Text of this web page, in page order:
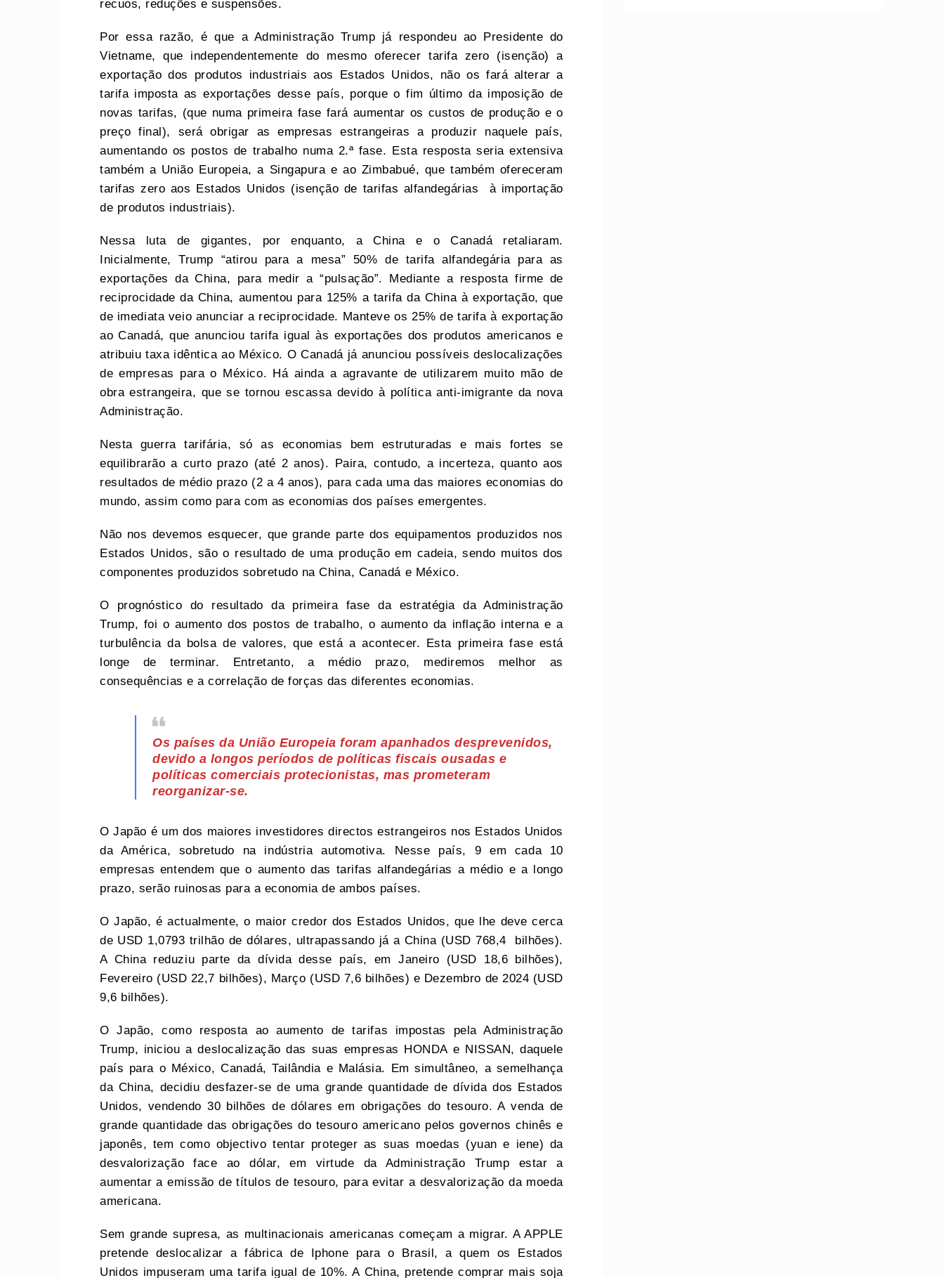
recuos, reduções e suspensões.
Por essa razão, é que a Administração Trump já respondeu ao Presidente do
Vietname, que independentemente do mesmo oferecer tarifa zero (isenção) a
exportação dos produtos industriais aos Estados Unidos, não os fará alterar a
tarifa imposta as exportações desse país, porque o fim último da imposição de
novas tarifas, (que numa primeira fase fará aumentar os custos de produção e o
preço final), será obrigar as empresas estrangeiras a produzir naquele país,
aumentando os postos de trabalho numa 2.ª fase. Esta resposta seria extensiva
também a União Europeia, a Singapura e ao Zimbabué, que também ofereceram
tarifas zero aos Estados Unidos (isenção de tarifas alfandegárias à importação
de produtos industriais).
Nessa luta de gigantes, por enquanto, a China e o Canadá retaliaram.
Inicialmente, Trump “atirou para a mesa” 50% de tarifa alfandegária para as
exportações da China, para medir a “pulsação”. Mediante a resposta firme de
reciprocidade da China, aumentou para 125% a tarifa da China à exportação, que
de imediata veio anunciar a reciprocidade. Manteve os 25% de tarifa à exportação
ao Canadá, que anunciou tarifa igual às exportações dos produtos americanos e
atribuiu taxa idêntica ao México. O Canadá já anunciou possíveis deslocalizações
de empresas para o México. Há ainda a agravante de utilizarem muito mão de
obra estrangeira, que se tornou escassa devido à política anti-imigrante da nova
Administração.
Nesta guerra tarifária, só as economias bem estruturadas e mais fortes se
equilibrarão a curto prazo (até 2 anos). Paira, contudo, a incerteza, quanto aos
resultados de médio prazo (2 a 4 anos), para cada uma das maiores economias do
mundo, assim como para com as economias dos países emergentes.
Não nos devemos esquecer, que grande parte dos equipamentos produzidos nos
Estados Unidos, são o resultado de uma produção em cadeia, sendo muitos dos
componentes produzidos sobretudo na China, Canadá e México.
O prognóstico do resultado da primeira fase da estratégia da Administração
Trump, foi o aumento dos postos de trabalho, o aumento da inflação interna e a
turbulência da bolsa de valores, que está a acontecer. Esta primeira fase está
longe de terminar. Entretanto, a médio prazo, mediremos melhor as
consequências e a correlação de forças das diferentes economias.
Os países da União Europeia foram apanhados desprevenidos,
devido a longos períodos de políticas fiscais ousadas e
políticas comerciais protecionistas, mas prometeram
reorganizar-se.
O Japão é um dos maiores investidores directos estrangeiros nos Estados Unidos
da América, sobretudo na indústria automotiva. Nesse país, 9 em cada 10
empresas entendem que o aumento das tarifas alfandegárias a médio e a longo
prazo, serão ruinosas para a economia de ambos países.
O Japão, é actualmente, o maior credor dos Estados Unidos, que lhe deve cerca
de USD 1,0793 trilhão de dólares, ultrapassando já a China (USD 768,4 bilhões).
A China reduziu parte da dívida desse país, em Janeiro (USD 18,6 bilhões),
Fevereiro (USD 22,7 bilhões), Março (USD 7,6 bilhões) e Dezembro de 2024 (USD
9,6 bilhões).
O Japão, como resposta ao aumento de tarifas impostas pela Administração
Trump, iniciou a deslocalização das suas empresas HONDA e NISSAN, daquele
país para o México, Canadá, Tailândia e Malásia. Em simultâneo, a semelhança
da China, decidiu desfazer-se de uma grande quantidade de dívida dos Estados
Unidos, vendendo 30 bilhões de dólares em obrigações do tesouro. A venda de
grande quantidade das obrigações do tesouro americano pelos governos chinês e
japonês, tem como objectivo tentar proteger as suas moedas (yuan e iene) da
desvalorização face ao dólar, em virtude da Administração Trump estar a
aumentar a emissão de títulos de tesouro, para evitar a desvalorização da moeda
americana.
Sem grande supresa, as multinacionais americanas começam a migrar. A APPLE
pretende deslocalizar a fábrica de Iphone para o Brasil, a quem os Estados
Unidos impuseram uma tarifa igual de 10%. A China, pretende comprar mais soja